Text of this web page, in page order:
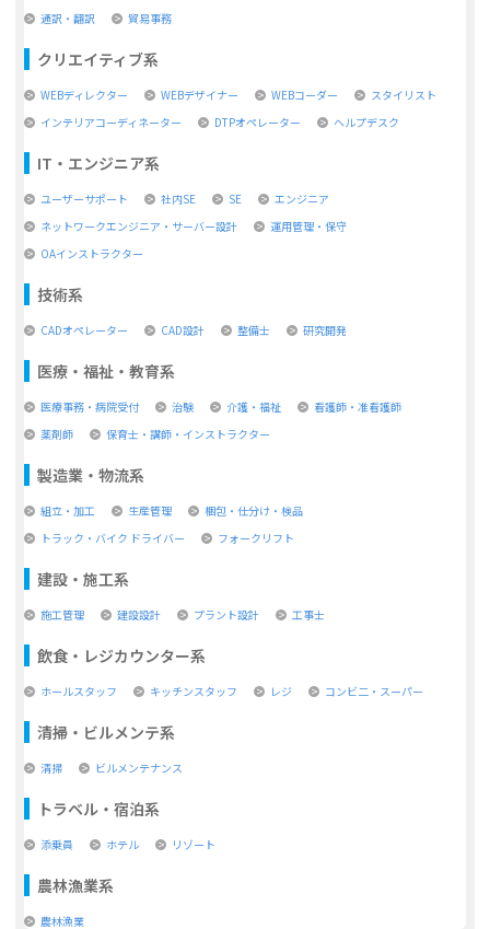
通訳・翻訳
貿易事務
クリエイティブ系
WEBディレクター WEBデザイナー WEBコーダー
スタイリスト
インテリアコーディネーター
DTPオペレーター ヘルプデスク
IT・エンジニア系
ユーザーサポート 社内SE SE
エンジニア
ネットワークエンジニア・サーバー設計
運用管理・保守
OAインストラクター
技術系
CADオペレーター CAD設計 整備士 研究開発
医療・福祉・教育系
医療事務・病院受付 治験 介護・福祉
看護師・准看護師
薬剤師
保育士・講師・インストラクター
製造業・物流系
組立・加工 生産管理
梱包・仕分け・検品
トラック・バイク ドライバー
フォークリフト
建設・施工系
施工管理 建設設計 プラント設計 工事士
飲食・レジカウンター系
ホールスタッフ キッチンスタッフ レジ コンビ二・スーパー
清掃・ビルメンテ系
清掃 ビルメンテナンス
トラベル・宿泊系
添乗員 ホテル リゾート
農林漁業系
農林漁業